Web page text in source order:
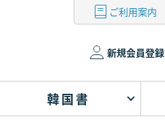
ご利用案内
新規会員登録
韓国書